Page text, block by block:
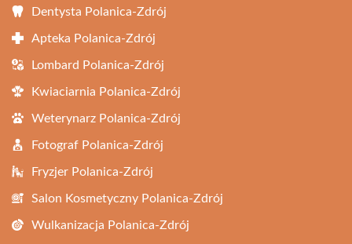
Dentysta Polanica-Zdrój
Apteka Polanica-Zdrój
Lombard Polanica-Zdrój
Kwiaciarnia Polanica-Zdrój
Weterynarz Polanica-Zdrój
Fotograf Polanica-Zdrój
Fryzjer Polanica-Zdrój
Salon Kosmetyczny Polanica-Zdrój
Wulkanizacja Polanica-Zdrój